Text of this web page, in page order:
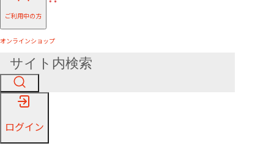
ご利用中の方
オンラインショップ
ログイン